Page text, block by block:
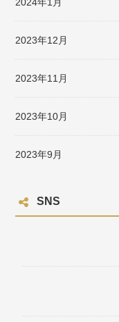
2023年12月
2023年11月
2023年10月
2023年9月
SNS